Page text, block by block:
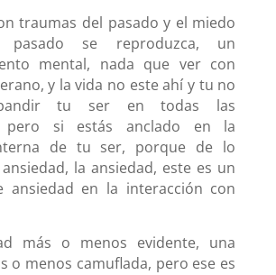
traumas del pasado y el miedo
se reproduzca, un
mental, nada que ver con
y la vida no este ahí y tu no
tu ser en todas las
pero si estás anclado en la
de tu ser, porque de lo
la ansiedad, este es un
ansiedad en la interacción con
más o menos evidente, una
o menos camuflada, pero ese es